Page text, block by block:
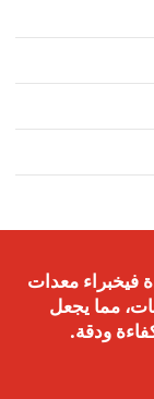
فيخبراء معدات
مما يجعل
ودقة.